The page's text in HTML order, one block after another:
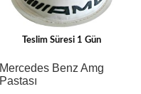
Teslim Süresi 1 Gün
Mercedes Benz Amg
Pastası